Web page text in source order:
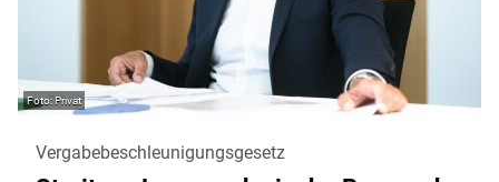
Privat
Vergabebeschleunigungsgesetz